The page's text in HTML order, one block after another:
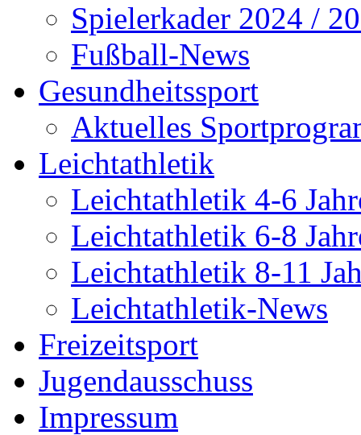
Spielerkader 2024 /
Fußball-News
Gesundheitssport
Aktuelles
Leichtathletik
Leichtathletik 4-6
Leichtathletik 6-8
Leichtathletik 8-11
Leichtathletik-News
Freizeitsport
Jugendausschuss
Impressum